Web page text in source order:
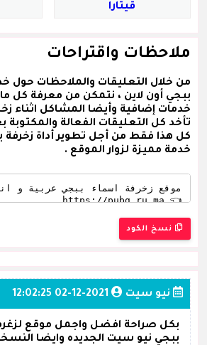
قيتارا
ملاحظات واقتراحات
من خلال التعليقات والملاحظات حول
ببجي أون لاين ، نتمكن من معرفة كل
خدمات إضافية وأيضا المشاكل اثناء
تأخد كل التعليقات الفعالة والمكتوبة
كل هذا فقط من أجل تطوير أداة زخرفة
خدمة مميزة لزوار الموقع .
نسخ الكود
نيو سيت 2021-12-02 12:02:25
بكل صراحة افضل واجمل موقع
ببجي نيو سيت الجديده وايضا